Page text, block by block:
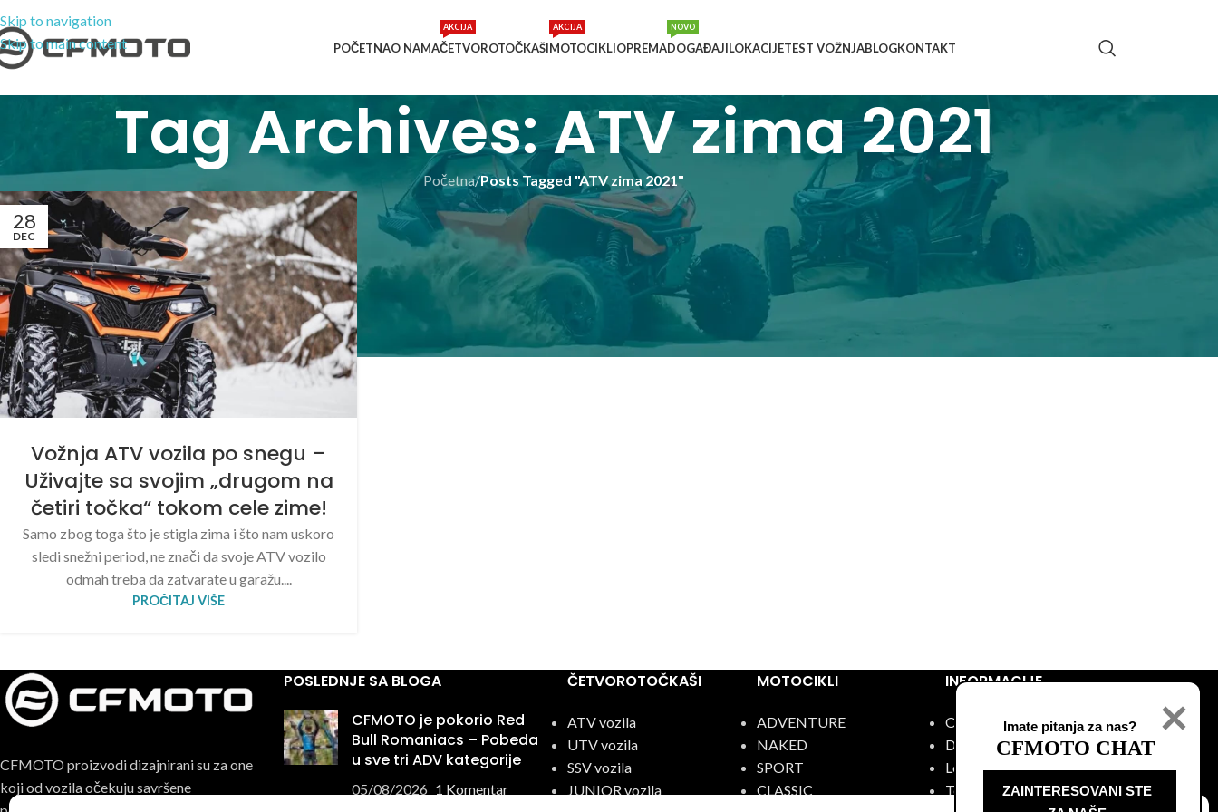
Skip to navigation
Skip to main content
POČETNAO NAMAČETVOROTOČKAŠI
AKCIJA
MOTOCIKLI
AKCIJA
OPREMADOGAĐAJI
NOVO
LOKACIJETEST VOŽNJABLOGKONTAKT
Tag Archives: ATV zima 2021
Početna/Posts Tagged "ATV zima 2021"
28
DEC
Vožnja ATV vozila po snegu –
Uživajte sa svojim „drugom na
četiri točka“ tokom cele zime!
Samo zbog toga što je stigla zima i što nam uskoro
sledi snežni period, ne znači da svoje ATV vozilo
odmah treba da zatvarate u garažu....
PROČITAJ VIŠE
CFMOTO proizvodi dizajnirani su za one
koji od vozila očekuju savršene
POSLEDNJE SA BLOGA
CFMOTO je pokorio Red
Bull Romaniacs – Pobeda
u sve tri ADV kategorije
05/08/2026 1 Komentar
ČETVOROTOČKAŠI
ATV vozila
UTV vozila
SSV vozila
JUNIOR vozila
MOTOCIKLI
ADVENTURE
NAKED
SPORT
CLASSIC
INFORMACIJE
O nama
Događaji
Lokacije
Test vožnja
Imate pitanja za nas?
CFMOTO CHAT
ZAINTERESOVANI STE